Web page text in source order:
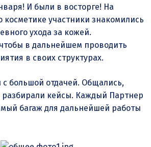
И были в восторге! На
косметике участники знакомились
ухода за кожей.
в дальнейшем проводить
в своих структурах.
с большой отдачей. Общались,
кейсы. Каждый Партнер
багаж для дальнейшей работы